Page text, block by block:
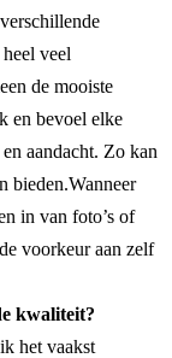
veel
de mooiste
en bevoel elke
aandacht. Zo kan
bieden.Wanneer
in van foto’s of
voorkeur aan zelf
kwaliteit?
het vaakst